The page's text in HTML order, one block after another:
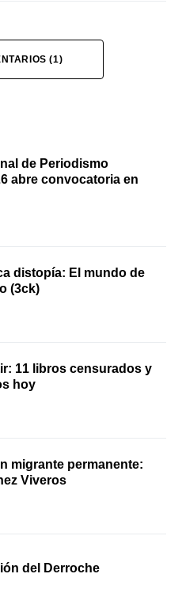
(1)
de Periodismo
abre convocatoria en
distopía: El mundo de
(3ck)
11 libros censurados y
hoy
migrante permanente:
Viveros
del Derroche